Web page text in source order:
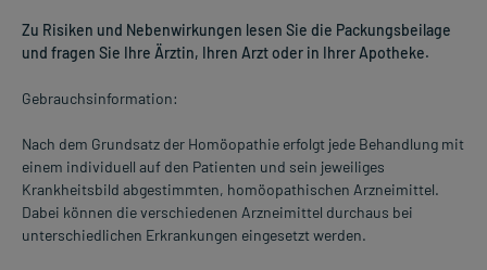
Zu Risiken und Nebenwirkungen lesen Sie die Packungsbeilage
und fragen Sie Ihre Ärztin, Ihren Arzt oder in Ihrer Apotheke.
Gebrauchsinformation:
Nach dem Grundsatz der Homöopathie erfolgt jede Behandlung mit
einem individuell auf den Patienten und sein jeweiliges
Krankheitsbild abgestimmten, homöopathischen Arzneimittel.
Dabei können die verschiedenen Arzneimittel durchaus bei
unterschiedlichen Erkrankungen eingesetzt werden.